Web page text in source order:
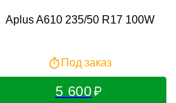
Aplus A610 235/50 R17 100W
Под заказ
5 600